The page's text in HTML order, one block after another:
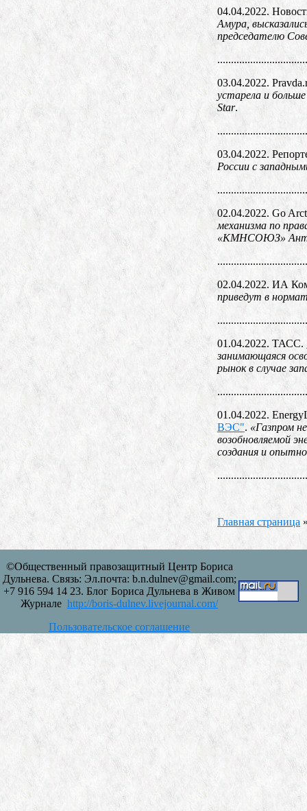
04.04.2022.
Амура,
председателю
03.04.2022.
устарела и
Star.
03.04.2022.
России с
02.04.2022. Go
механизма по
«КМНСОЮЗ»
02.04.2022. ИА
приведут в
01.04.2022. ТАСС.
занимающаяся
рынок в случае
01.04.2022.
ВЭС". «Газпром
возобновляемой
создания и
Главная страница
©Общественный правозащитный Центр Бориса
Дульнева. Связь: Эл.почта: b.n.dulnev@gmail.com;
+7 916 594 14 23. Блог Бориса Дульнева в Живом
Журнале http://boris-dulnev.livejournal.com/
Пользовательское соглашение